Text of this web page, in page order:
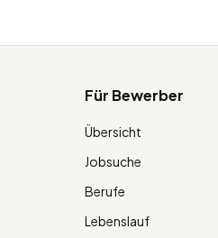
Für Bewerber
Übersicht
Jobsuche
Berufe
Lebenslauf